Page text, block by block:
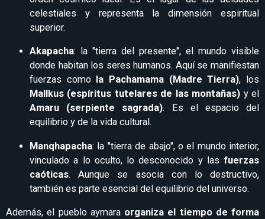
celestiales y representa la dimensión espiritual
superior.
Akapacha: la "tierra del presente", el mundo visible
donde habitan los seres humanos. Aquí se manifiestan
fuerzas como
la Pachamama (Madre Tierra), los
Mallkus (espíritus tutelares de las montañas) y el
Amaru (serpiente sagrada). Es el espacio del
equilibrio y de la vida cultural.
Manqhapacha: la "tierra de abajo", o el mundo interior,
vinculado a lo oculto, lo desconocido y las fuerzas
caóticas. Aunque se asocia con lo destructivo,
también es parte esencial del equilibrio del universo.
Además, el pueblo aymara organiza el tiempo de forma